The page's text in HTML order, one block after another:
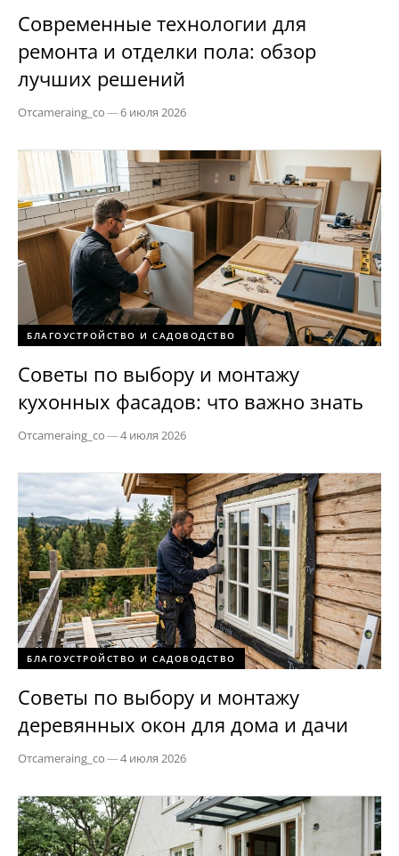
Современные технологии для
ремонта и отделки пола: обзор
лучших решений
Отcameraing_co—6 июля 2026
БЛАГОУСТРОЙСТВО И САДОВОДСТВО
Советы по выбору и монтажу
кухонных фасадов: что важно знать
Отcameraing_co—4 июля 2026
БЛАГОУСТРОЙСТВО И САДОВОДСТВО
Советы по выбору и монтажу
деревянных окон для дома и дачи
Отcameraing_co—4 июля 2026